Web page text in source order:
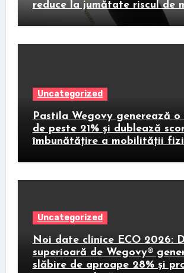
reduce la jumătate riscul de
Uncategorized
Pastila Wegovy generează o
de peste 21% și dublează
îmbunătățire a mobilității
Uncategorized
Noi date clinice ECO 2026:
superioară de Wegovy®
slăbire de aproape 28% și